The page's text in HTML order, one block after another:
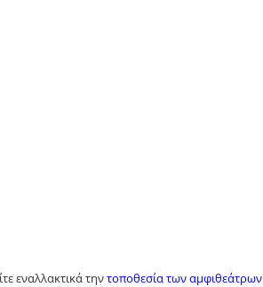
εναλλακτικά τηντοποθεσία των